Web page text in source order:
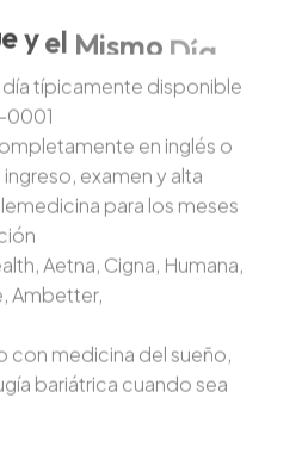
y el Mismo
día típicamente disponible
0001
en inglés o
examen y alta
para los meses
Aetna, Cigna, Humana,
Ambetter,
medicina del sueño,
bariátrica cuando sea